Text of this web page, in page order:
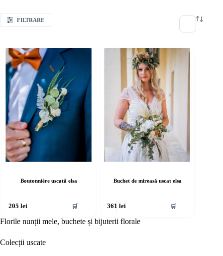
FILTRARE
Boutonnière uscată elsa
205lei 🛒
Buchet de mireasă uscat elsa
361lei
🛒
Florile nunții mele, buchete și bijuterii florale
Colecții uscate